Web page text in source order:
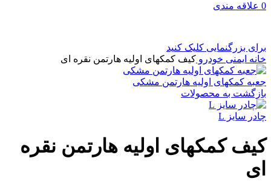
0 علاقه مندی
برای بزرگنمایی کلیک کنید
خانه ایمنی خودرو کیف کمکهای اولیه هارتمن نقره ای
جعبه کمکهای اولیه هارتمن مشکی
بازگشت به محصولات
چادر سایز L
کیف کمکهای اولیه هارتمن نقره
ای